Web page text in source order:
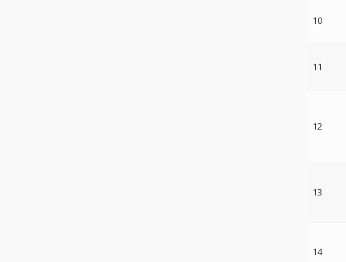
10
11
12
13
14